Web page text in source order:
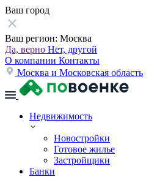
Ваш город
Ваш регион: Москва
Да, верно Нет, другой
О компании Контакты
Москва и Московская область
Недвижимость
Новостройки
Готовое жилье
Застройщики
Банки